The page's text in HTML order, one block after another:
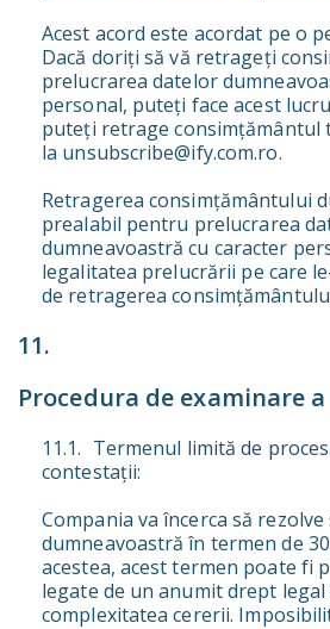
Acest acord este acordat pe o
Dacă doriți să vă retrageți
prelucrarea datelor
personal, puteți face acest
puteți retrage consimțământul
la unsubscribe@ify.com.ro.
Retragerea consimțământului
prealabil pentru prelucrarea
dumneavoastră cu caracter
legalitatea prelucrării pe care
de retragerea
Procedura de examinare
Termenul limită de
contestații:
Compania va încerca să
dumneavoastră în termen de
acestea, acest termen poate fi
legate de un anumit drept legal
complexitatea cererii.